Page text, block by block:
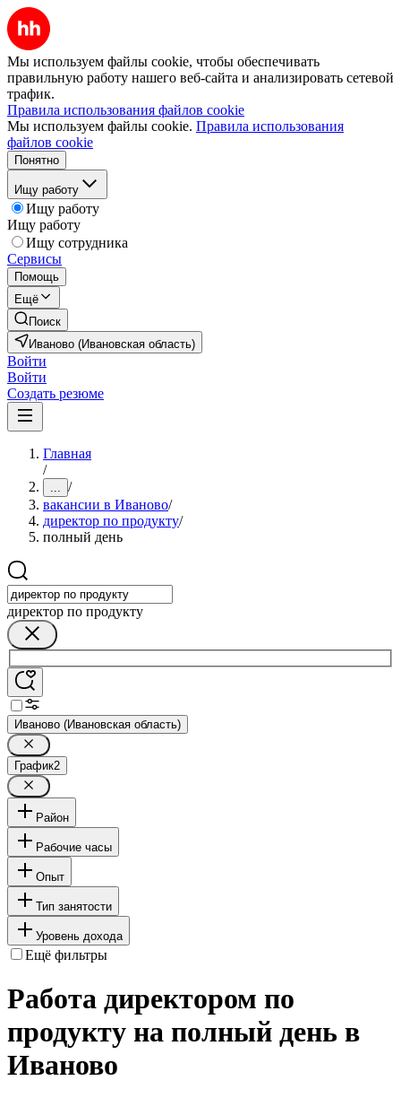
Мы используем файлы cookie, чтобы обеспечивать
правильную работу нашего веб-сайта и анализировать сетевой
трафик.
Правила использования файлов cookie
Мы используем файлы cookie. Правила использования
файлов cookie
Понятно
Ищу работу
Ищу работу
Ищу работу
Ищу сотрудника
Сервисы
Помощь
Ещё
Поиск
Иваново (Ивановская область)
Войти
Войти
Создать резюме
Главная
/
... /
вакансии в Иваново/
директор по продукту/
полный день
директор по продукту
Иваново (Ивановская область)
График2
Район
Рабочие часы
Опыт
Тип занятости
Уровень дохода
Ещё фильтры
Работа директором по
продукту на полный день в
Иваново